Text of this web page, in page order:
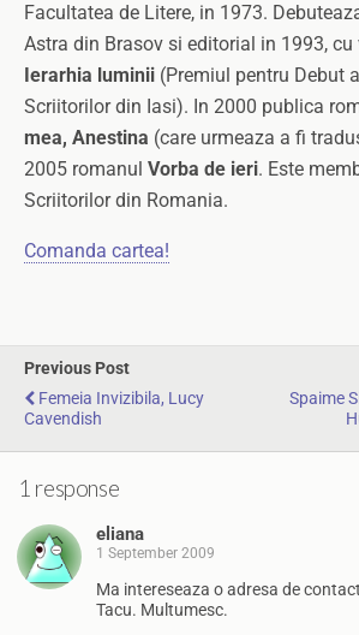
Facultatea de Litere, in 1973.
Astra din Brasov si editorial in 1993,
Ierarhia luminii (Premiul pentru Debut
Scriitorilor din Iasi). In 2000 publica
mea, Anestina (care urmeaza a fi
2005 romanul Vorba de ieri. Este
Scriitorilor din Romania.
Comanda cartea!
Previous Post
Femeia Invizibila, Lucy
Cavendish
Spaime
1 response
eliana
1 September 2009
Ma intereseaza o adresa de
Tacu. Multumesc.